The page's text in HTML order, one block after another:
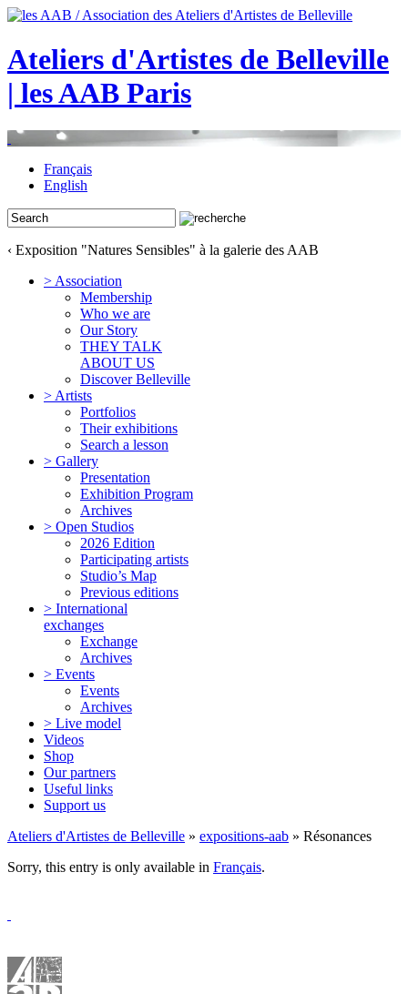
Ateliers d'Artistes de Belleville
| les AAB Paris
Français
English
‹ Exposition "Natures Sensibles" à la galerie des AAB
> Association
Membership
Who we are
Our Story
THEY TALK
ABOUT US
Discover Belleville
> Artists
Portfolios
Their exhibitions
Search a lesson
> Gallery
Presentation
Exhibition Program
Archives
> Open Studios
2026 Edition
Participating artists
Studio’s Map
Previous editions
> International
exchanges
Exchange
Archives
> Events
Events
Archives
> Live model
Videos
Shop
Our partners
Useful links
Support us
Ateliers d'Artistes de Belleville » expositions-aab » Résonances
Sorry, this entry is only available in Français.